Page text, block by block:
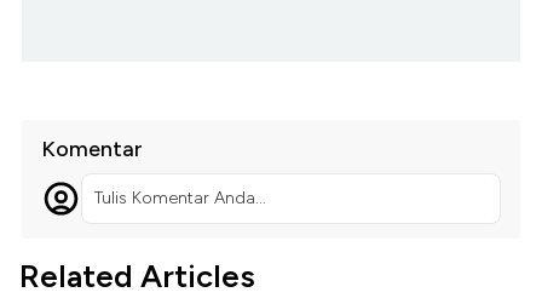
Komentar
Tulis Komentar Anda...
Related Articles